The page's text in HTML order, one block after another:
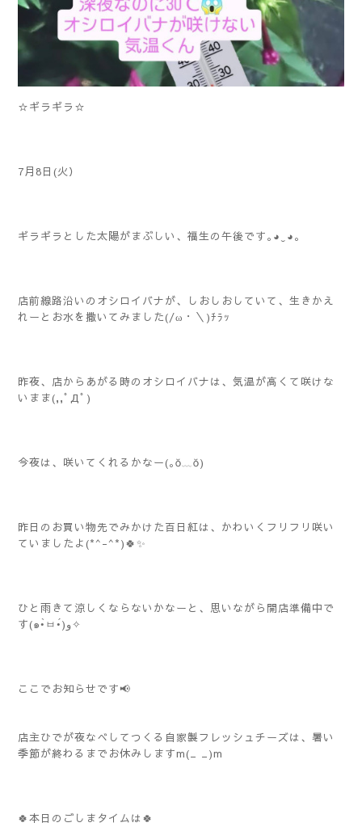
☆ギラギラ☆
7月8日(火）
ギラギラとした太陽がまぶしい、福生の午後です｡◕‿◕｡
店前線路沿いのオシロイバナが、しおしおしていて、生きかえ
れーとお水を撒いてみました(/ω・＼)ﾁﾗｯ
昨夜、店からあがる時のオシロイバナは、気温が高くて咲けな
いまま(,,ﾟДﾟ)
今夜は、咲いてくれるかなー(｡ŏ﹏ŏ)
昨日のお買い物先でみかけた百日紅は、かわいくフリフリ咲い
ていましたよ(*^-^*)🍀✨️
ひと雨きて涼しくならないかなーと、思いながら開店準備中で
す(๑•̀ㅂ•́)و✧
ここでお知らせです📢
店主ひでが夜なべしてつくる自家製フレッシュチーズは、暑い
季節が終わるまでお休みしますm(_ _)m
🍀本日のごしまタイムは🍀